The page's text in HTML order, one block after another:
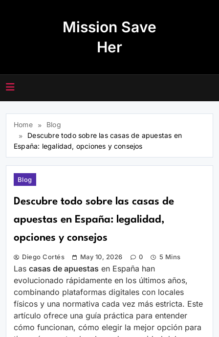
Mission Save
Her
Home
Blog
Descubre todo sobre las casas de apuestas en
España: legalidad, opciones y consejos
Blog
Descubre todo sobre las casas de
apuestas en España: legalidad,
opciones y consejos
Diego Cortés May 10, 2026 0 5 Mins
Las casas de apuestas en España han
evolucionado rápidamente en los últimos años,
combinando plataformas digitales con locales
físicos y una normativa cada vez más estricta. Este
artículo ofrece una guía práctica para entender
cómo funcionan, cómo elegir la mejor opción para